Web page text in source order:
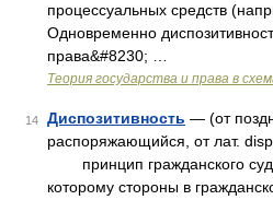
процессуальных средств
Одновременно
права&#8230; …
Теория государства и права в
14 Диспозитивность — (от
распоряжающийся, от лат.
принцип гражданского
которому стороны в